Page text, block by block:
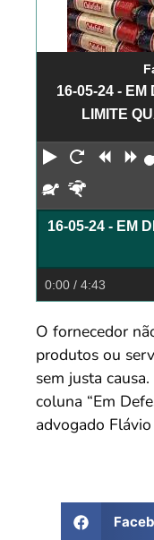
16-05-24 - EM
LIMITE
Reproduzir
Reiniciar
Devagar
16-05-24 - EM
0:00 / 4:43
O fornecedor
produtos ou
sem justa
coluna “Em
advogado